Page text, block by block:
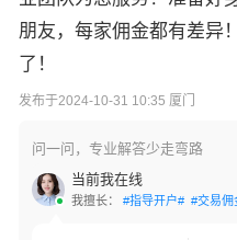
朋友，每家佣金都有差异
了！
发布于2024-10-31 10:35 厦门
问一问，专业解答少走弯路
当前我在线
我擅长： #指导开户# #交易佣